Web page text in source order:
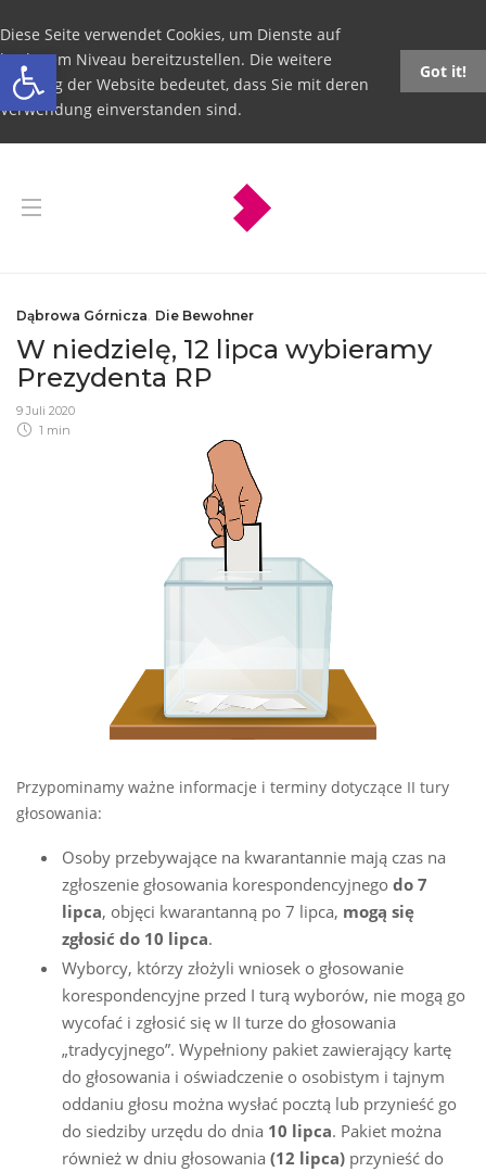
Open toolbar
Diese Seite verwendet Cookies, um Dienste auf
höchstem Niveau bereitzustellen. Die weitere
Nutzung der Website bedeutet, dass Sie mit deren
Verwendung einverstanden sind.
Got it!
Dąbrowa Górnicza, Die Bewohner
W niedzielę, 12 lipca wybieramy
Prezydenta RP
9 Juli 2020
1 min
Przypominamy ważne informacje i terminy dotyczące II tury
głosowania:
Osoby przebywające na kwarantannie mają czas na
zgłoszenie głosowania korespondencyjnego do 7
lipca, objęci kwarantanną po 7 lipca, mogą się
zgłosić do 10 lipca.
Wyborcy, którzy złożyli wniosek o głosowanie
korespondencyjne przed I turą wyborów, nie mogą go
wycofać i zgłosić się w II turze do głosowania
„tradycyjnego”. Wypełniony pakiet zawierający kartę
do głosowania i oświadczenie o osobistym i tajnym
oddaniu głosu można wysłać pocztą lub przynieść go
do siedziby urzędu do dnia 10 lipca. Pakiet można
również w dniu głosowania (12 lipca) przynieść do